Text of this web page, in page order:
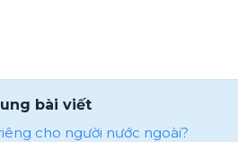
bài viết
cho người nước ngoài?